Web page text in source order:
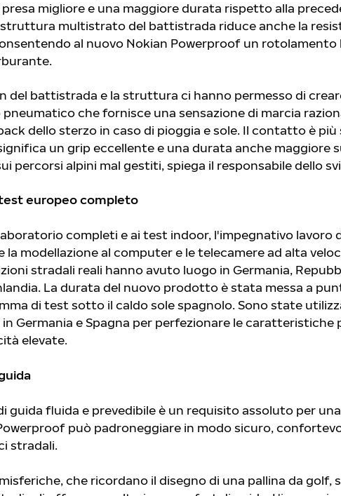
migliore e una maggiore durata rispetto alla
multistrato del battistrada riduce anche la
al nuovo Nokian Powerproof un rotolamento
del battistrada e la struttura ci hanno permesso di
che fornisce una sensazione di marcia
dello sterzo in caso di pioggia e sole. Il contatto è
un grip eccellente e una durata anche maggiore
percorsi alpini mal gestiti, spiega il responsabile dello
europeo completo
completi e ai test indoor, l'impegnativo lavoro
la modellazione al computer e le telecamere ad alta
stradali reali hanno avuto luogo in Germania,
La durata del nuovo prodotto è stata messa a
di test sotto il caldo sole spagnolo. Sono state
Germania e Spagna per perfezionare le caratteristiche
elevate.
guida fluida e prevedibile è un requisito assoluto per
può padroneggiare in modo sicuro,
stradali.
che ricordano il disegno di una pallina da golf,